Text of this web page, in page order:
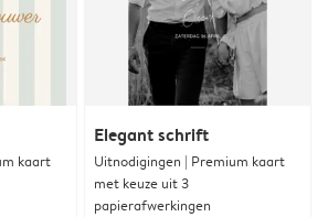
kaart
Elegant schrift
Uitnodigingen | Premium kaart
met keuze uit 3
papierafwerkingen